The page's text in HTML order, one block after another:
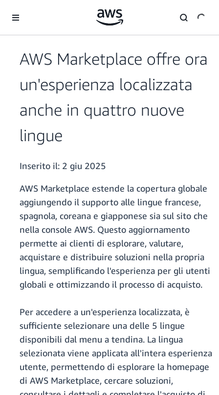
AWS Marketplace offre ora
un'esperienza localizzata
anche in quattro nuove
lingue
Inserito il: 2 giu 2025
AWS Marketplace estende la copertura globale
aggiungendo il supporto alle lingue francese,
spagnola, coreana e giapponese sia sul sito che
nella console AWS. Questo aggiornamento
permette ai clienti di esplorare, valutare,
acquistare e distribuire soluzioni nella propria
lingua, semplificando l'esperienza per gli utenti
globali e ottimizzando il processo di acquisto.
Per accedere a un'esperienza localizzata, è
sufficiente selezionare una delle 5 lingue
disponibili dal menu a tendina. La lingua
selezionata viene applicata all'intera esperienza
utente, permettendo di esplorare la homepage
di AWS Marketplace, cercare soluzioni,